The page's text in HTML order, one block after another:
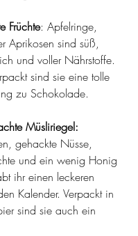
Früchte: Apfelringe,
Aprikosen sind süß,
und voller Nährstoffe.
sind sie eine tolle
zu Schokolade.
Müsliriegel:
gehackte Nüsse,
und ein wenig Honig
ihr einen leckeren
Kalender. Verpackt in
sind sie auch ein